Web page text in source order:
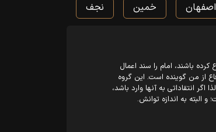
اصفهان خمین نجف
باشند، امام را سند اعمال
از من گوینده است. این گروه
اگر انتقاداتی به آنها وارد باشد،
به اندازه توانش.